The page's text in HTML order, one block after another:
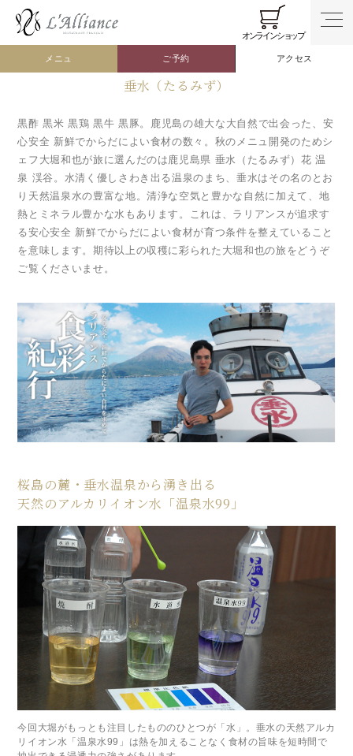
オンラインショップ
メニュ ご予約 アクセス
010.鹿児島県・垂水
雄大な桜島の麓 鹿児島
垂水（たるみず）
黒酢 黒米 黒鶏 黒牛 黒豚。鹿児島の雄大な大自然で出会った、安
心安全 新鮮でからだによい食材の数々。秋のメニュ開発のためシ
ェフ大堀和也が旅に選んだのは鹿児島県 垂水（たるみず）花 温
泉 渓谷。水清く優しさわき出る温泉のまち、垂水はその名のとお
り天然温泉水の豊富な地。清浄な空気と豊かな自然に加えて、地
熱とミネラル豊かな水もあります。これは、ラリアンスが追求す
る安心安全 新鮮でからだによい食材が育つ条件を整えていること
を意味します。期待以上の収穫に彩られた大堀和也の旅をどうぞ
ご覧くださいませ。
桜島の麓・垂水温泉から湧き出る
天然のアルカリイオン水「温泉水99」
今回大堀がもっとも注目したもののひとつが「水」。垂水の天然アルカ
リイオン水「温泉水99」は熱を加えることなく食材の旨味を短時間で